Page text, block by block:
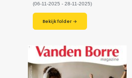
(06-11-2025 - 28-11-2025)
Bekijk folder →